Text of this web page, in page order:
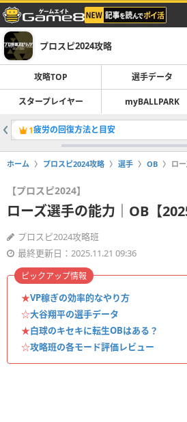
プロスピ2024攻略
攻略TOP 選手データ
スタープレイヤー myBALLPARK
1疲労の回復方法と目安
ホーム プロスピ2024攻略 選手 OB ロ
【プロスピ2024】
ローズ選手の能力｜OB【
プロスピ2024攻略班
最終更新日：2025.11.21 09:36
★VP稼ぎの効率的なやり方
☆大谷翔平の選手データ
★白球のキセキに転生OBはある？
☆攻略班の各モード評価レビュー
ピックアップ情報